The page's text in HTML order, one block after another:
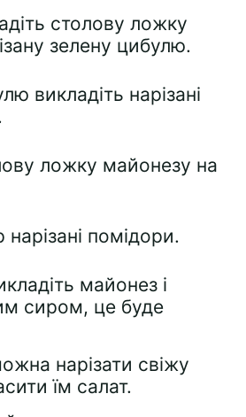
столову ложку
зелену цибулю.
викладіть нарізані
ложку майонезу на
помідори.
майонез і
сиром, це буде
нарізати свіжу
їм салат.